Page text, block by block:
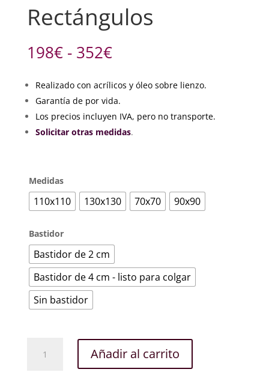
Rectángulos
198€ - 352€Rango
de
precios:
desde
198€
hasta
352€
Realizado con acrílicos y óleo sobre lienzo.
Garantía de por vida.
Los precios incluyen IVA, pero no transporte.
Solicitar otras medidas.
Medidas
110x110 130x130 70x70 90x90
Bastidor
Bastidor de 2 cm
Bastidor de 4 cm - listo para colgar
Sin bastidor
cantidad
Añadir al carrito